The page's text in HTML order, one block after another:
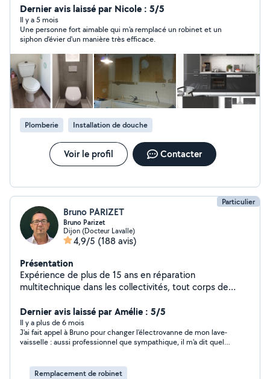
travaux dans toute la maison intérieur et extérieur
Dernier avis laissé par Nicole : 5/5
Il y a 5 mois
Une personne fort aimable qui m'a remplacé un robinet et un
siphon d'évier d'un manière très efficace.
Plomberie Installation de douche
Voir le profil Contacter
Particulier
Bruno PARIZET
Bruno Parizet
Dijon (Docteur Lavalle)
4,9/5 (188 avis)
Présentation
Expérience de plus de 15 ans en réparation
multitechnique dans les collectivités, tout corps de
Travail soigné et exigeant avec moi même. La
satisfaction du client est mon leitmotiv!
Dernier avis laissé par Amélie : 5/5
Il y a plus de 6 mois
J'ai fait appel à Bruno pour changer l'électrovanne de mon lave-
vaisselle : aussi professionnel que sympathique, il m'a dit quelle
Remplacement de robinet